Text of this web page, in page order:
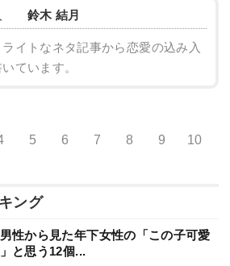
人 鈴木 結月
イトなネタ記事から恋愛の込み入
ています。
5 6 7 8 9 10
ング
性から見た年下女性の「この子可愛
と思う12個...